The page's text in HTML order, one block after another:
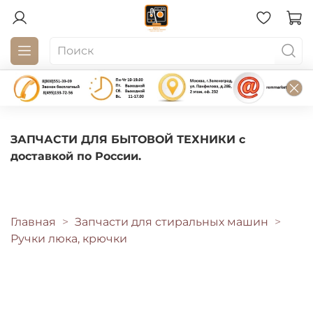
ЗАПЧАСТИ ДЛЯ БЫТОВОЙ ТЕХНИКИ с
доставкой по России.
Главная
Запчасти для стиральных машин
Ручки люка, крючки